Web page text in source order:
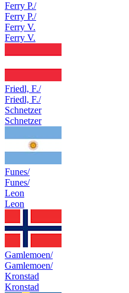
Ferry P./
Ferry P./
Ferry V.
Ferry V.
Friedl, F./
Friedl, F./
Schnetzer
Schnetzer
Funes/
Funes/
Leon
Leon
Gamlemoen/
Gamlemoen/
Kronstad
Kronstad